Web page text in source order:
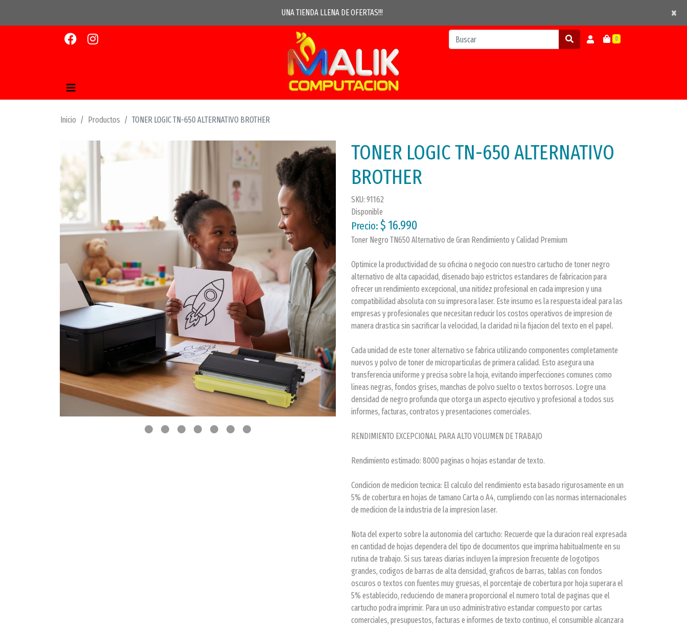
UNA TIENDA LLENA DE OFERTAS!!! ×
×
0
Inicio Productos TONER LOGIC TN-650 ALTERNATIVO BROTHER
TONER LOGIC TN-650 ALTERNATIVO
BROTHER
SKU: 91162
Disponible
Precio: $ 16.990
Toner Negro TN650 Alternativo de Gran Rendimiento y Calidad Premium
Optimice la productividad de su oficina o negocio con nuestro cartucho de toner negro
alternativo de alta capacidad, disenado bajo estrictos estandares de fabricacion para
ofrecer un rendimiento excepcional, una nitidez profesional en cada impresion y una
compatibilidad absoluta con su impresora laser. Este insumo es la respuesta ideal para las
empresas y profesionales que necesitan reducir los costos operativos de impresion de
manera drastica sin sacrificar la velocidad, la claridad ni la fijacion del texto en el papel.
Cada unidad de este toner alternativo se fabrica utilizando componentes completamente
nuevos y polvo de toner de microparticulas de primera calidad. Esto asegura una
transferencia uniforme y precisa sobre la hoja, evitando imperfecciones comunes como
lineas negras, fondos grises, manchas de polvo suelto o textos borrosos. Logre una
densidad de negro profunda que otorga un aspecto ejecutivo y profesional a todos sus
informes, facturas, contratos y presentaciones comerciales.
RENDIMIENTO EXCEPCIONAL PARA ALTO VOLUMEN DE TRABAJO
Rendimiento estimado: 8000 paginas o hojas estandar de texto.
Condicion de medicion tecnica: El calculo del rendimiento esta basado rigurosamente en un
5% de cobertura en hojas de tamano Carta o A4, cumpliendo con las normas internacionales
de medicion de la industria de la impresion laser.
Nota del experto sobre la autonomia del cartucho: Recuerde que la duracion real expresada
en cantidad de hojas dependera del tipo de documentos que imprima habitualmente en su
rutina de trabajo. Si sus tareas diarias incluyen la impresion frecuente de logotipos
grandes, codigos de barras de alta densidad, graficos de barras, tablas con fondos
oscuros o textos con fuentes muy gruesas, el porcentaje de cobertura por hoja superara el
5% establecido, reduciendo de manera proporcional el numero total de paginas que el
cartucho podra imprimir. Para un uso administrativo estandar compuesto por cartas
comerciales, presupuestos, facturas e informes de texto continuo, el consumible alcanzara